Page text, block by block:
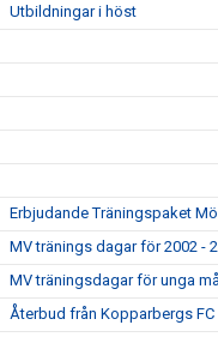
Utbildningar i höst
Erbjudande Träningspaket
MV tränings dagar för 2002 -
MV träningsdagar för unga
Återbud från Kopparbergs FC